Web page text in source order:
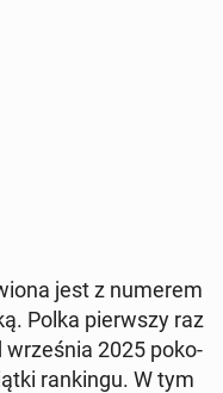
jest z numerem
Polka pierw­szy raz
wrze­śnia 2025 po­ko­
ran­kin­gu. W tym